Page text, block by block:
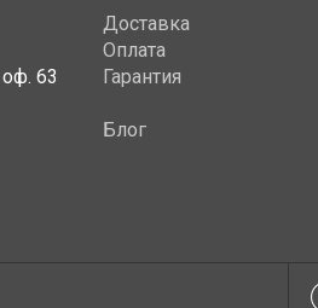
оф. 63
Доставка
Оплата
Гарантия
Блог